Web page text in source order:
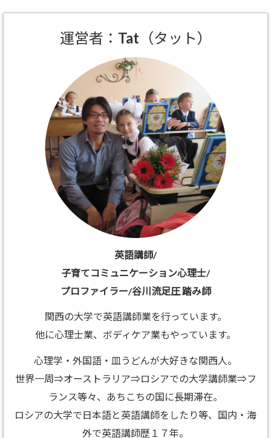
運営者：Tat（タット）
英語講師/
子育てコミュニケーション心理士/
プロファイラー/谷川流足圧 踏み師
関西の大学で英語講師業を行っています。
他に心理士業、ボディケア業もやっています。
心理学・外国語・皿うどんが大好きな関西人。
世界一周⇒オーストラリア⇒ロシアでの大学講師業⇒フ
ランス等々、あちこちの国に長期滞在。
ロシアの大学で日本語と英語講師をしたり等、国内・海
外で英語講師歴１７年。